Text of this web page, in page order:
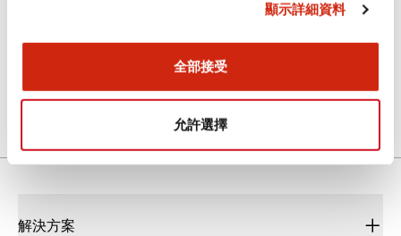
顯示詳細資料
全部接受
允許選擇
6.64MB
解決方案